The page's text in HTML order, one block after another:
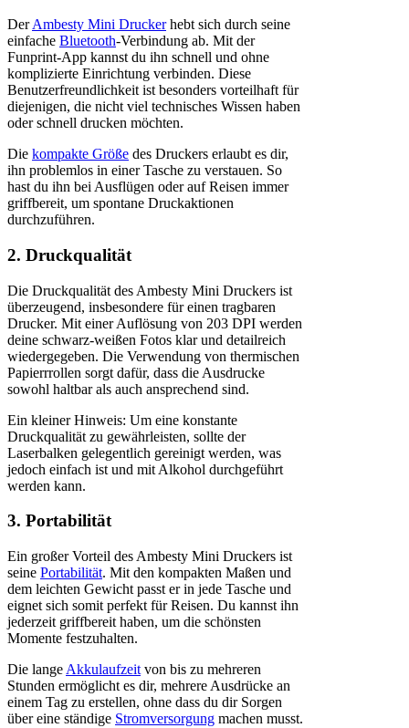
DerAmbesty Mini Druckerhebt sich durch seine
einfache Bluetooth-Verbindung ab. Mit der
Funprint-App kannst du ihn schnell und ohne
komplizierte Einrichtung verbinden. Diese
Benutzerfreundlichkeit ist besonders vorteilhaft für
diejenigen, die nicht viel technisches Wissen haben
oder schnell drucken möchten.
Die kompakte Größe des Druckers erlaubt es dir,
ihn problemlos in einer Tasche zu verstauen. So
hast du ihn bei Ausflügen oder auf Reisen immer
griffbereit, um spontane Druckaktionen
durchzuführen.
2. Druckqualität
Die Druckqualität des Ambesty Mini Druckers ist
überzeugend, insbesondere für einen tragbaren
Drucker. Mit einer Auflösung von 203 DPI werden
deine schwarz-weißen Fotos klar und detailreich
wiedergegeben. Die Verwendung von thermischen
Papierrrollen sorgt dafür, dass die Ausdrucke
sowohl haltbar als auch ansprechend sind.
Ein kleiner Hinweis: Um eine konstante
Druckqualität zu gewährleisten, sollte der
Laserbalken gelegentlich gereinigt werden, was
jedoch einfach ist und mit Alkohol durchgeführt
werden kann.
3. Portabilität
Ein großer Vorteil des Ambesty Mini Druckers ist
seine Portabilität. Mit den kompakten Maßen und
dem leichten Gewicht passt er in jede Tasche und
eignet sich somit perfekt für Reisen. Du kannst ihn
jederzeit griffbereit haben, um die schönsten
Momente festzuhalten.
Die lange Akkulaufzeit von bis zu mehreren
Stunden ermöglicht es dir, mehrere Ausdrücke an
einem Tag zu erstellen, ohne dass du dir Sorgen
über eine ständige Stromversorgung machen musst.